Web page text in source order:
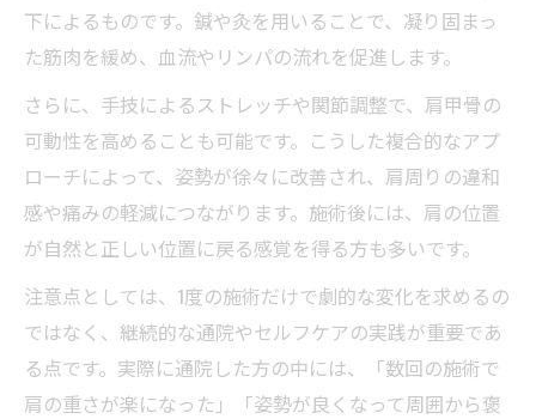
下によるものです。鍼や灸を用いることで、凝り固まっ
た筋肉を緩め、血流やリンパの流れを促進します。
さらに、手技によるストレッチや関節調整で、肩甲骨の
可動性を高めることも可能です。こうした複合的なアプ
ローチによって、姿勢が徐々に改善され、肩周りの違和
感や痛みの軽減につながります。施術後には、肩の位置
が自然と正しい位置に戻る感覚を得る方も多いです。
注意点としては、1度の施術だけで劇的な変化を求めるの
ではなく、継続的な通院やセルフケアの実践が重要であ
る点です。実際に通院した方の中には、「数回の施術で
肩の重さが楽になった」「姿勢が良くなって周囲から褒